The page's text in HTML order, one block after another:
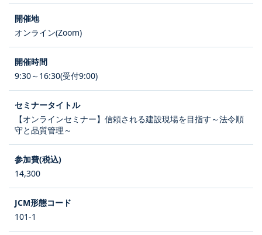
オンライン(Zoom)
9:30～16:30(受付9:00)
【オンラインセミナー】信頼される建設現場を目指す～法令順
守と品質管理～
14,300
101-1